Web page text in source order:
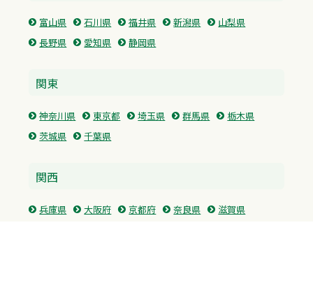
富山県 石川県 福井県 新潟県
山梨県
長野県
愛知県 静岡県
関東
神奈川県 東京都 埼玉県 群馬県
栃木県
茨城県
千葉県
関西
兵庫県 大阪府 京都府 奈良県
滋賀県